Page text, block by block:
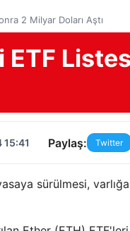
2 Milyar Doları Aştı
Paylaş: Twitter
sürülmesi,